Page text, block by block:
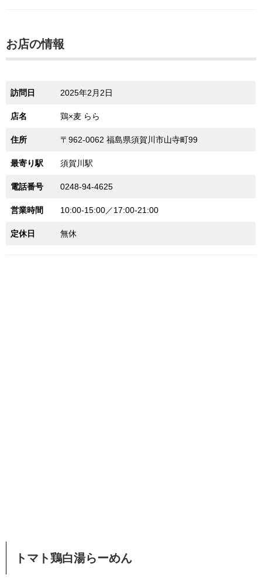
お店の情報
訪問日 2025年2月2日
店名 鶏×麦 らら
住所 〒962-0062 福島県須賀川市山寺町99
最寄り駅 須賀川駅
電話番号 0248-94-4625
営業時間 10:00-15:00／17:00-21:00
定休日 無休
トマト鶏白湯らーめん